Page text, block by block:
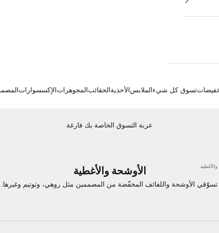
تسوق كل شيءالملابسالأحذيةالحقائبالمجوهراتالإكسسوارات
عربة التسوق الخاصة بك فارغة
الأوشحة والأغطية
تسوّقي الأوشحة واللفائف المخفّضة من المصممين مثل روهي، وتوتيم وغيرها.